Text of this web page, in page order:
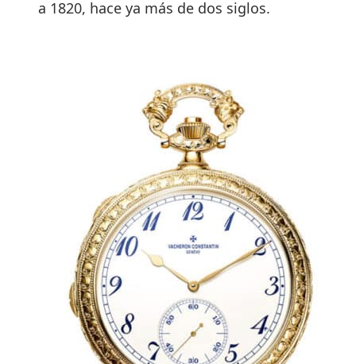
a 1820, hace ya más de dos siglos.